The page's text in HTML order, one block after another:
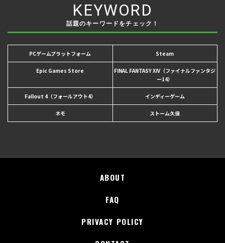
KEYWORD
話題のキーワードをチェック！
PCゲームプラットフォーム Steam
Epic Games Store
FINAL FANTASY XIV（ファイナルファンタジ
ー14）
Fallout 4（フォールアウト4） インディーゲーム
ネモ ストーム久保
ABOUT
FAQ
PRIVACY POLICY